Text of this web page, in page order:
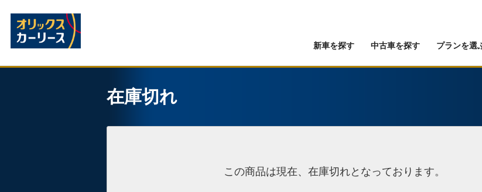
新車を探す 中古車を探す プランを選
在庫切れ
この商品は現在、在庫切れとなっております。